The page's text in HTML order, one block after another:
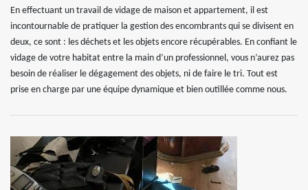
En effectuant un travail de vidage de maison et appartement, il est
incontournable de pratiquer la gestion des encombrants qui se divisent en
deux, ce sont : les déchets et les objets encore récupérables. En confiant le
vidage de votre habitat entre la main d’un professionnel, vous n’aurez pas
besoin de réaliser le dégagement des objets, ni de faire le tri. Tout est
prise en charge par une équipe dynamique et bien outillée comme nous.